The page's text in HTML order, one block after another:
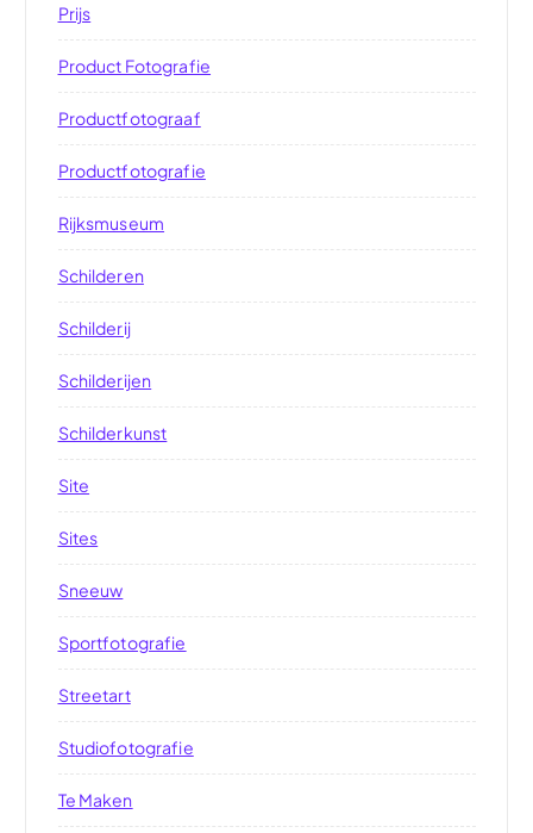
Prijs
Product Fotografie
Productfotograaf
Productfotografie
Rijksmuseum
Schilderen
Schilderij
Schilderijen
Schilderkunst
Site
Sites
Sneeuw
Sportfotografie
Streetart
Studiofotografie
Te Maken